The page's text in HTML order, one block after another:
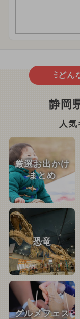
どん
静岡
人
厳選お出かけ
まとめ
恐竜
グルメフェス